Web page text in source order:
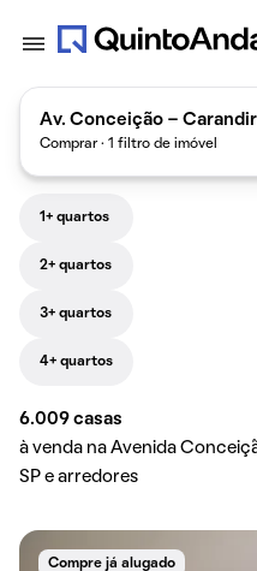
Av. Conceição -
Comprar · 1 filtro de imóvel
1+ quartos
2+ quartos
3+ quartos
4+ quartos
6.009 casas
à venda na Avenida
SP e arredores
Compre já alugado